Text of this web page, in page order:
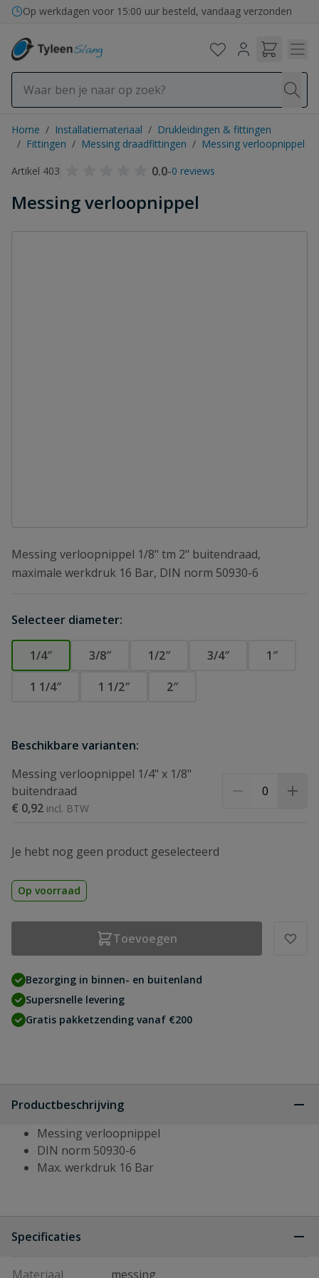
Ga naar de inhoud
Op werkdagen voor 15:00 uur besteld, vandaag verzonden
Home / Installatiemateriaal / Drukleidingen & fittingen
/ Fittingen / Messing draadfittingen / Messing verloopnippel
Artikel 403
0.0-0 reviews
Messing verloopnippel
Messing verloopnippel 1/8" tm 2" buitendraad,
maximale werkdruk 16 Bar, DIN norm 50930-6
Selecteer diameter:
1/4″ 3/8″ 1/2″ 3/4″
1″
1 1/4″
1 1/2″ 2″
Beschikbare varianten:
Messing verloopnippel 1/4" x 1/8"
buitendraad
€ 0,92
Je hebt nog geen product geselecteerd
Op voorraad
Toevoegen
Bezorging in binnen- en buitenland
Supersnelle levering
Gratis pakketzending vanaf €200
Productbeschrijving
Messing verloopnippel
DIN norm 50930-6
Max. werkdruk 16 Bar
Specificaties
Materiaal messing